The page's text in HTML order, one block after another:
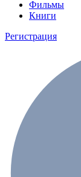
Фильмы
Книги
Регистрация